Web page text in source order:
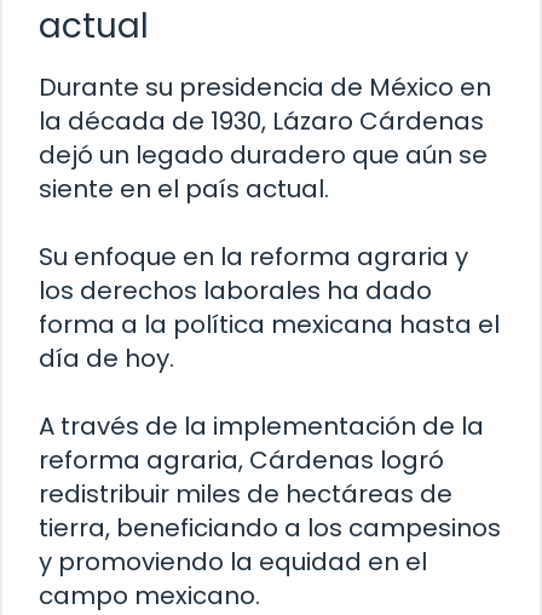
actual
Durante su presidencia de México en
la década de 1930, Lázaro Cárdenas
dejó un legado duradero que aún se
siente en el país actual.
Su enfoque en la reforma agraria y
los derechos laborales ha dado
forma a la política mexicana hasta el
día de hoy.
A través de la implementación de la
reforma agraria, Cárdenas logró
redistribuir miles de hectáreas de
tierra, beneficiando a los campesinos
y promoviendo la equidad en el
campo mexicano.